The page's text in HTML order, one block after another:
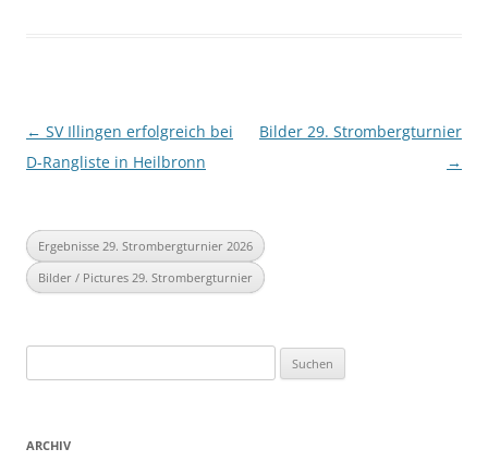
Beitragsnavigation
← SV Illingen erfolgreich bei
D-Rangliste in Heilbronn
Bilder 29. Strombergturnier
→
Ergebnisse 29. Strombergturnier 2026
Bilder / Pictures 29. Strombergturnier
nach:
ARCHIV